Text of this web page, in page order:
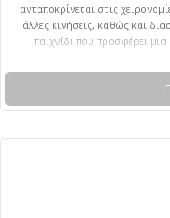
ανταποκρίνεται στις
άλλες κινήσεις, καθώς και
παιχνίδι που προσφέρει
και της κατανόησης
Συνιστώμενη